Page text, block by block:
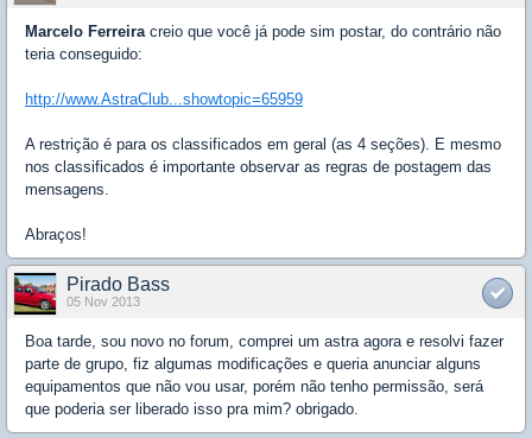
Marcelo Ferreira creio que você já pode sim postar, do contrário não
teria conseguido:
http://www.AstraClub...showtopic=65959
A restrição é para os classificados em geral (as 4 seções). E mesmo
nos classificados é importante observar as regras de postagem das
mensagens.
Abraços!
Pirado Bass
05 Nov 2013
Boa tarde, sou novo no forum, comprei um astra agora e resolvi fazer
parte de grupo, fiz algumas modificações e queria anunciar alguns
equipamentos que não vou usar, porém não tenho permissão, será
que poderia ser liberado isso pra mim? obrigado.